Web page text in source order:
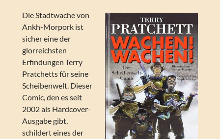
Die Stadtwache von
Ankh-Morpork ist
sicher eine der
glorreichsten
Erfindungen Terry
Pratchetts für seine
Scheibenwelt. Dieser
Comic, den es seit
2002 als Hardcover-
Ausgabe gibt,
schildert eines der